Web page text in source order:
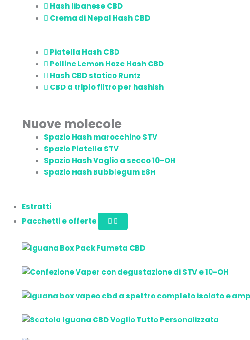
Hash libanese CBD
Crema di Nepal Hash CBD
Piatella Hash CBD
Polline Lemon Haze Hash CBD
Hash CBD statico Runtz
CBD a triplo filtro per hashish
Nuove molecole
Spazio Hash marocchino STV
Spazio Piatella STV
Spazio Hash Vaglio a secco 10-OH
Spazio Hash Bubblegum E8H
Estratti
Pacchetti e offerte